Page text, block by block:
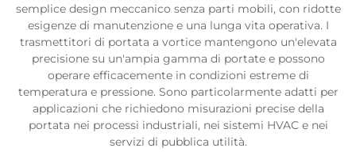
semplice design meccanico senza parti mobili, con ridotte
esigenze di manutenzione e una lunga vita operativa. I
trasmettitori di portata a vortice mantengono un'elevata
precisione su un'ampia gamma di portate e possono
operare efficacemente in condizioni estreme di
temperatura e pressione. Sono particolarmente adatti per
applicazioni che richiedono misurazioni precise della
portata nei processi industriali, nei sistemi HVAC e nei
servizi di pubblica utilità.